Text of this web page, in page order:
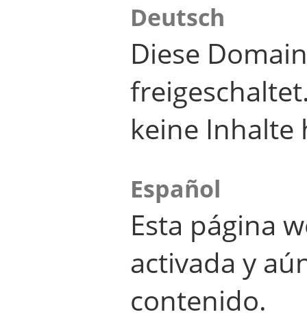
Deutsch
Diese
keine Inhalte
Español
Esta página
activada y
contenido.